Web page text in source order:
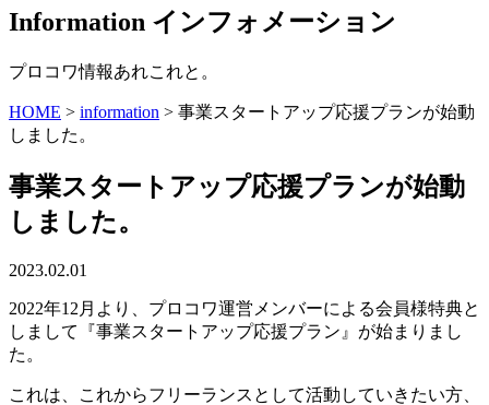
Information インフォメーション
プロコワ情報あれこれと。
HOME > information > 事業スタートアップ応援プランが始動
しました。
事業スタートアップ応援プランが始動
しました。
2023.02.01
2022年12月より、プロコワ運営メンバーによる会員様特典と
しまして『事業スタートアップ応援プラン』が始まりまし
た。
これは、これからフリーランスとして活動していきたい方、